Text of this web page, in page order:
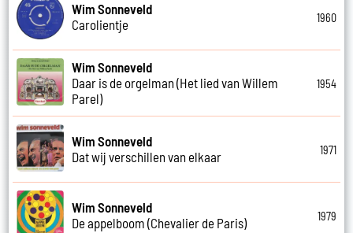
Wim Sonneveld
Carolientje
1960
Wim Sonneveld
Daar is de orgelman (Het lied van Willem
Parel)
1954
Wim Sonneveld
Dat wij verschillen van elkaar
1971
Wim Sonneveld
De appelboom (Chevalier de Paris)
1979